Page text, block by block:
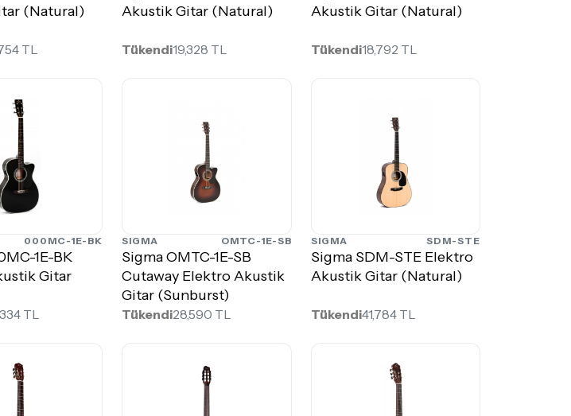
(Natural)
TL
Akustik Gitar (Natural)
Tükendi19,328 TL
Akustik Gitar (Natural)
Tükendi18,792 TL
000MC-1E-BK
1E-BK
Gitar
TL
SIGMA OMTC-1E-SB
Sigma OMTC-1E-SB
Cutaway Elektro Akustik
Gitar (Sunburst)
Tükendi28,590 TL
SIGMA SDM-STE
Sigma SDM-STE Elektro
Akustik Gitar (Natural)
Tükendi41,784 TL